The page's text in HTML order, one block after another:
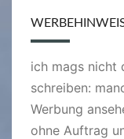
ich mags nicht
schreiben:
Werbung
ohne Auftrag